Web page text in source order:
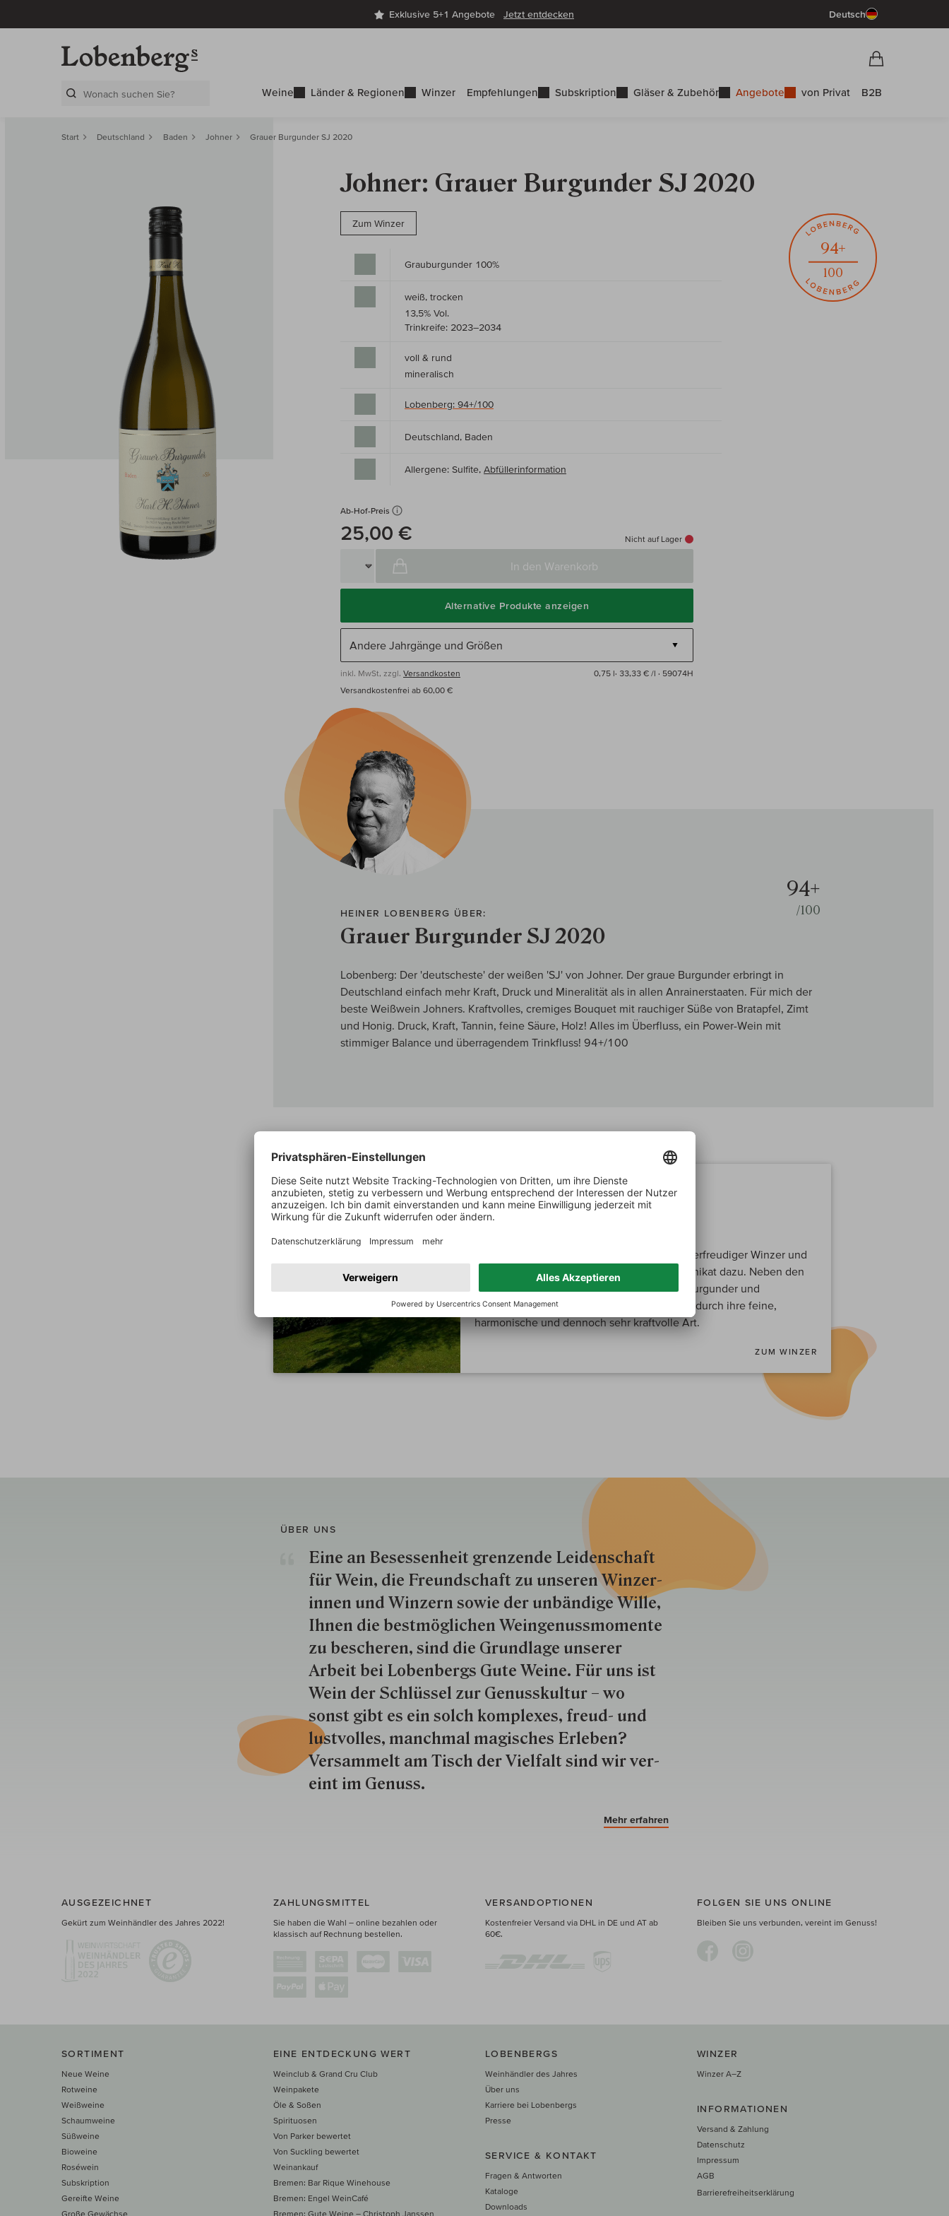
Exklusive 5+1 Angebote Jetzt entdecken Deutsch
Weine Länder & Regionen Winzer Empfehlungen Subskription Gläser & Zubehör Angebote von Privat B2B
Start Deutschland Baden Johner Grauer Burgunder SJ 2020
Johner: Grauer Burgunder SJ 2020
Zum Winzer
94+
100
Grauburgunder 100%
weiß, trocken
13,5% Vol.
Trinkreife: 2023–2034
voll & rund
mineralisch
Lobenberg: 94+/100
Deutschland, Baden
Allergene: Sulfite, Abfüllerinformation
Ab-Hof-Preis
25,00 € Nicht auf Lager
In den Warenkorb
Alternative Produkte anzeigen
inkl. MwSt, zzgl. Versandkosten 0,75 l· 33,33 € /l · 59074H
Versandkostenfrei ab 60,00 €
HEINER LOBENBERG ÜBER:
Grauer Burgunder SJ 2020
94+
/100
Lobenberg: Der 'deutscheste' der weißen 'SJ' von Johner. Der graue Burgunder erbringt in
Deutschland einfach mehr Kraft, Druck und Mineralität als in allen Anrainerstaaten. Für mich der
beste Weißwein Johners. Kraftvolles, cremiges Bouquet mit rauchiger Süße von Bratapfel, Zimt
und Honig. Druck, Kraft, Tannin, feine Säure, Holz! Alles im Überfluss, ein Power-Wein mit
stimmiger Balance und überragendem Trinkfluss! 94+/100
MEIN WINZER
Johner
Karl-Heinz Johner ist ein enorm experimentierfreudiger Winzer und
ein echtes, spaßiges und genussfreudiges Unikat dazu. Neben den
traditionellen Rebsorten baut er auch Weißburgunder und
Chardonnay an. Seine Gewächse bestechen durch ihre feine,
harmonische und dennoch sehr kraftvolle Art.
ZUM WINZER
ÜBER UNS
Eine an Besessenheit gren­zende Lei­den­schaft
für Wein, die Freund­schaft zu unseren Win­zer­
innen und Win­zern so­wie der un­bän­dige Wille,
Ihnen die best­mög­lich­en Wein­genuss­momente
zu besche­ren, sind die Grund­lage unserer
Arbeit bei Lobenbergs Gute Weine. Für uns ist
Wein der Schlüs­sel zur Genuss­kultur – wo
sonst gibt es ein solch kom­plexes, freud- und
lustvolles, manchmal ma­gisch­es Er­le­ben?
Versammelt am Tisch der Vielfalt sind wir ver­
eint im Genuss.
Mehr erfahren
AUSGEZEICHNET
Gekürt zum Weinhändler des Jahres 2022!
ZAHLUNGSMITTEL
Sie haben die Wahl – online bezahlen oder
klassisch auf Rechnung bestellen.
VERSANDOPTIONEN
Kostenfreier Versand via DHL in DE und AT ab
60€.
FOLGEN SIE UNS ONLINE
Bleiben Sie uns verbunden, vereint im Genuss!
SORTIMENT
Neue Weine
Rotweine
Weißweine
Schaumweine
Süßweine
Bioweine
Roséwein
Subskription
Gereifte Weine
Große Gewächse
EINE ENTDECKUNG WERT
Weinclub & Grand Cru Club
Weinpakete
Öle & Soßen
Spirituosen
Von Parker bewertet
Von Suckling bewertet
Weinankauf
Bremen: Bar Rique Winehouse
Bremen: Engel WeinCafé
Bremen: Gute Weine – Christoph Janssen
LOBENBERGS
Weinhändler des Jahres
Über uns
Karriere bei Lobenbergs
Presse
SERVICE & KONTAKT
Fragen & Antworten
Kataloge
Downloads
WINZER
Winzer A–Z
INFORMATIONEN
Versand & Zahlung
Datenschutz
Impressum
AGB
Barrierefreiheitserklärung